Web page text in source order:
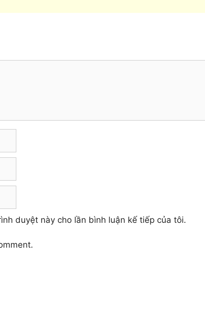
duyệt này cho lần bình luận kế tiếp của tôi.